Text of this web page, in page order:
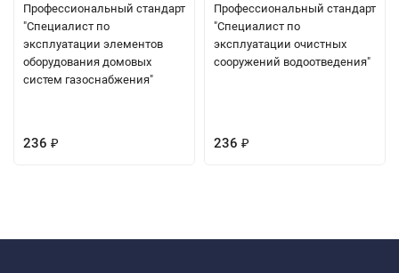
Профессиональный стандарт
"Специалист по
эксплуатации элементов
оборудования домовых
систем газоснабжения"
236 ₽
Профессиональный стандарт
"Специалист по
эксплуатации очистных
сооружений водоотведения"
236 ₽